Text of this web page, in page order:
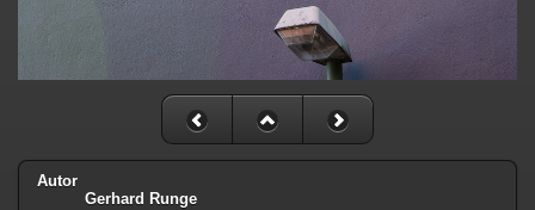
Autor
Gerhard Runge